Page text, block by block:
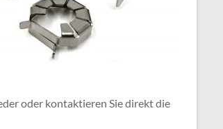
oder kontaktieren Sie direkt die